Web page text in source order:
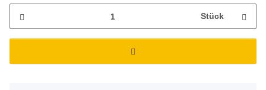
Stück